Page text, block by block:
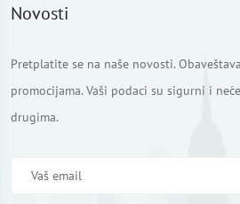
Novosti
Pretplatite se na naše novosti.
promocijama. Vaši podaci su sigurni i
drugima.